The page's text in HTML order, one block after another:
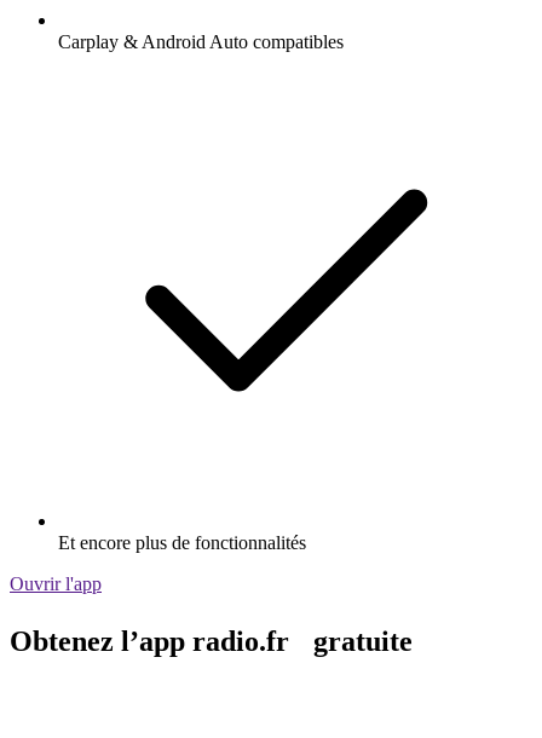
Carplay & Android Auto compatibles
Et encore plus de fonctionnalités
Ouvrir l'app
Obtenez l’app radio.fr gratuite